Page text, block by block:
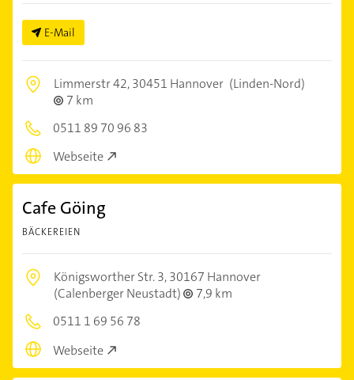
E-Mail
Limmerstr 42,30451 Hannover (Linden-Nord)
7 km
0511 89 70 96 83
Webseite
Cafe Göing
BÄCKEREIEN
Königsworther Str. 3,30167 Hannover
(Calenberger Neustadt)
7,9 km
0511 1 69 56 78
Webseite